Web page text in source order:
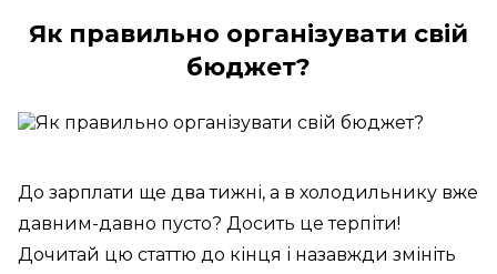
Як правильно організувати свій
бюджет?
До зарплати ще два тижні, а в холодильнику вже
давним-давно пусто? Досить це терпіти!
Дочитай цю статтю до кінця і назавжди змініть